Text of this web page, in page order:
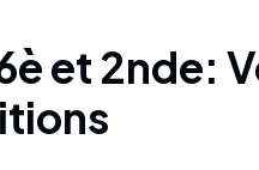
et 2nde: